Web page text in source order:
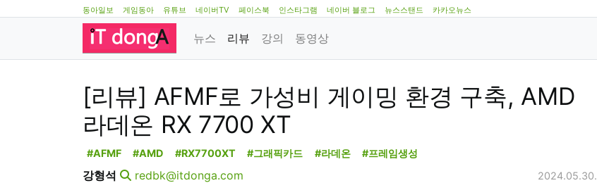
동아일보 게임동아 유튜브 네이버TV 페이스북 인스타그램 네이버 블로그 뉴스스탠드 카카오뉴스
뉴스 리뷰 강의 동영상
[리뷰] AFMF로 가성비 게이밍 환경 구축, AMD
라데온 RX 7700 XT
#AFMF #AMD #RX7700XT #그래픽카드 #라데온 #프레임생성
강형석 redbk@itdonga.com 2024.05.30.